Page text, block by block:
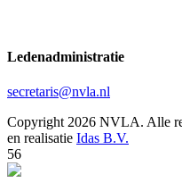
Ledenadministratie
secretaris@nvla.nl
Copyright 2026 NVLA. Alle
en realisatie Idas B.V.
56